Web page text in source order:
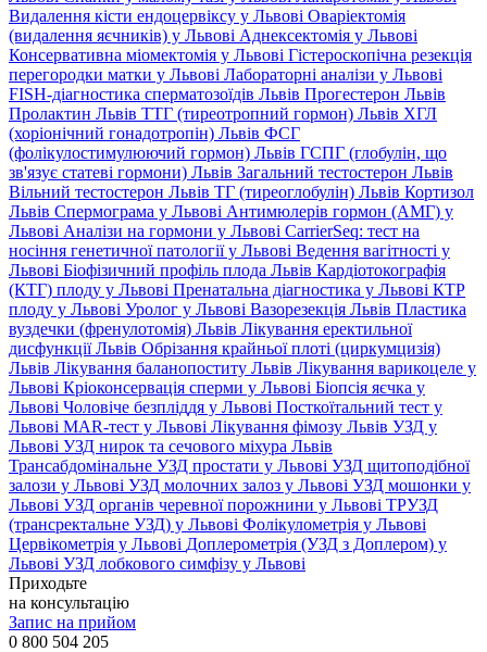
Видалення кісти ендоцервіксу у Львові Оваріектомія
(видалення яєчників) у Львові Аднексектомія у Львові
Консервативна міомектомія у Львові Гістероскопічна резекція
перегородки матки у Львові Лабораторні аналізи у Львові
FISH-діагностика сперматозоїдів Львів Прогестерон Львів
Пролактин Львів ТТГ (тиреотропний гормон) Львів ХГЛ
(хоріонічний гонадотропін) Львів ФСГ
(фолікулостимулюючий гормон) Львів ГСПГ (глобулін, що
зв'язує статеві гормони) Львів Загальний тестостерон Львів
Вільний тестостерон Львів ТГ (тиреоглобулін) Львів Кортизол
Львів Спермограма у Львові Антимюлерів гормон (АМГ) у
Львові Аналізи на гормони у Львові CarrierSeq: тест на
носіння генетичної патології у Львові Ведення вагітності у
Львові Біофізичний профіль плода Львів Кардіотокографія
(КТГ) плоду у Львові Пренатальна діагностика у Львові КТР
плоду у Львові Уролог у Львові Вазорезекція Львів Пластика
вуздечки (френулотомія) Львів Лікування еректильної
дисфункції Львів Обрізання крайньої плоті (циркумцизія)
Львів Лікування баланопоститу Львів Лікування варикоцеле у
Львові Кріоконсервація сперми у Львові Біопсія яєчка у
Львові Чоловіче безпліддя у Львові Посткоїтальний тест у
Львові MAR-тест у Львові Лікування фімозу Львів УЗД у
Львові УЗД нирок та сечового міхура Львів
Трансабдомінальне УЗД простати у Львові УЗД щитоподібної
залози у Львові УЗД молочних залоз у Львові УЗД мошонки у
Львові УЗД органів черевної порожнини у Львові ТРУЗД
(трансректальне УЗД) у Львові Фолікулометрія у Львові
Цервікометрія у Львові Доплерометрія (УЗД з Доплером) у
Львові УЗД лобкового симфізу у Львові
Приходьте
на консультацію
Запис на прийом
0 800 504 205